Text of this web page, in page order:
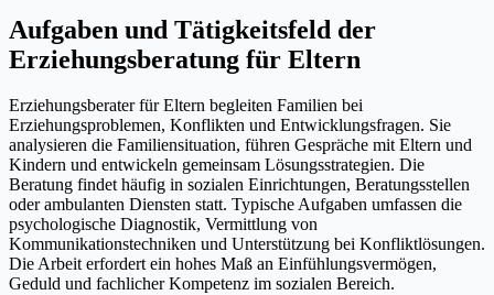
Aufgaben und Tätigkeitsfeld der
Erziehungsberatung für Eltern
Erziehungsberater für Eltern begleiten Familien bei
Erziehungsproblemen, Konflikten und Entwicklungsfragen. Sie
analysieren die Familiensituation, führen Gespräche mit Eltern und
Kindern und entwickeln gemeinsam Lösungsstrategien. Die
Beratung findet häufig in sozialen Einrichtungen, Beratungsstellen
oder ambulanten Diensten statt. Typische Aufgaben umfassen die
psychologische Diagnostik, Vermittlung von
Kommunikationstechniken und Unterstützung bei Konfliktlösungen.
Die Arbeit erfordert ein hohes Maß an Einfühlungsvermögen,
Geduld und fachlicher Kompetenz im sozialen Bereich.